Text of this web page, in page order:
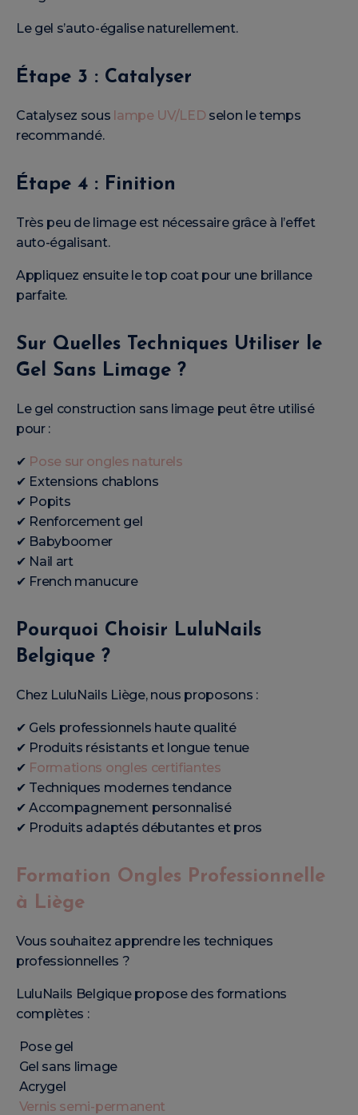
Le gel s’auto-égalise naturellement.
Étape 3 : Catalyser
Catalysez sous lampe UV/LED selon le temps
recommandé.
Étape 4 : Finition
Très peu de limage est nécessaire grâce à l’effet
auto-égalisant.
Appliquez ensuite le top coat pour une brillance
parfaite.
Sur Quelles Techniques Utiliser le
Gel Sans Limage ?
Le gel construction sans limage peut être utilisé
pour :
✔ Pose sur ongles naturels
✔ Extensions chablons
✔ Popits
✔ Renforcement gel
✔ Babyboomer
✔ Nail art
✔ French manucure
Pourquoi Choisir LuluNails
Belgique ?
Chez LuluNails Liège, nous proposons :
✔ Gels professionnels haute qualité
✔ Produits résistants et longue tenue
✔ Formations ongles certifiantes
✔ Techniques modernes tendance
✔ Accompagnement personnalisé
✔ Produits adaptés débutantes et pros
Formation Ongles Professionnelle
à Liège
Vous souhaitez apprendre les techniques
professionnelles ?
LuluNails Belgique propose des formations
complètes :
Pose gel
Gel sans limage
Acrygel
Vernis semi-permanent